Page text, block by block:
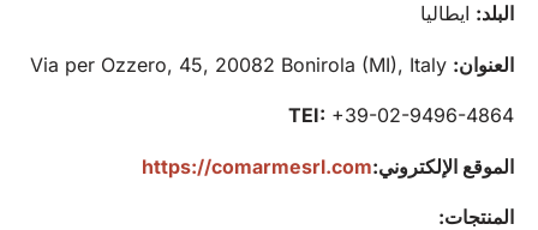
البلد: ايطاليا
العنوان:
TEI: +39-02-9496-4864
الموقع الإلكتروني:https://comarmesrl.com
المنتجات: